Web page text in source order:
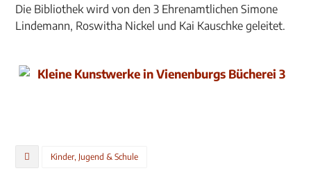
Die Bibliothek wird von den 3 Ehrenamtlichen Simone
Lindemann, Roswitha Nickel und Kai Kauschke geleitet.
Kinder, Jugend & Schule